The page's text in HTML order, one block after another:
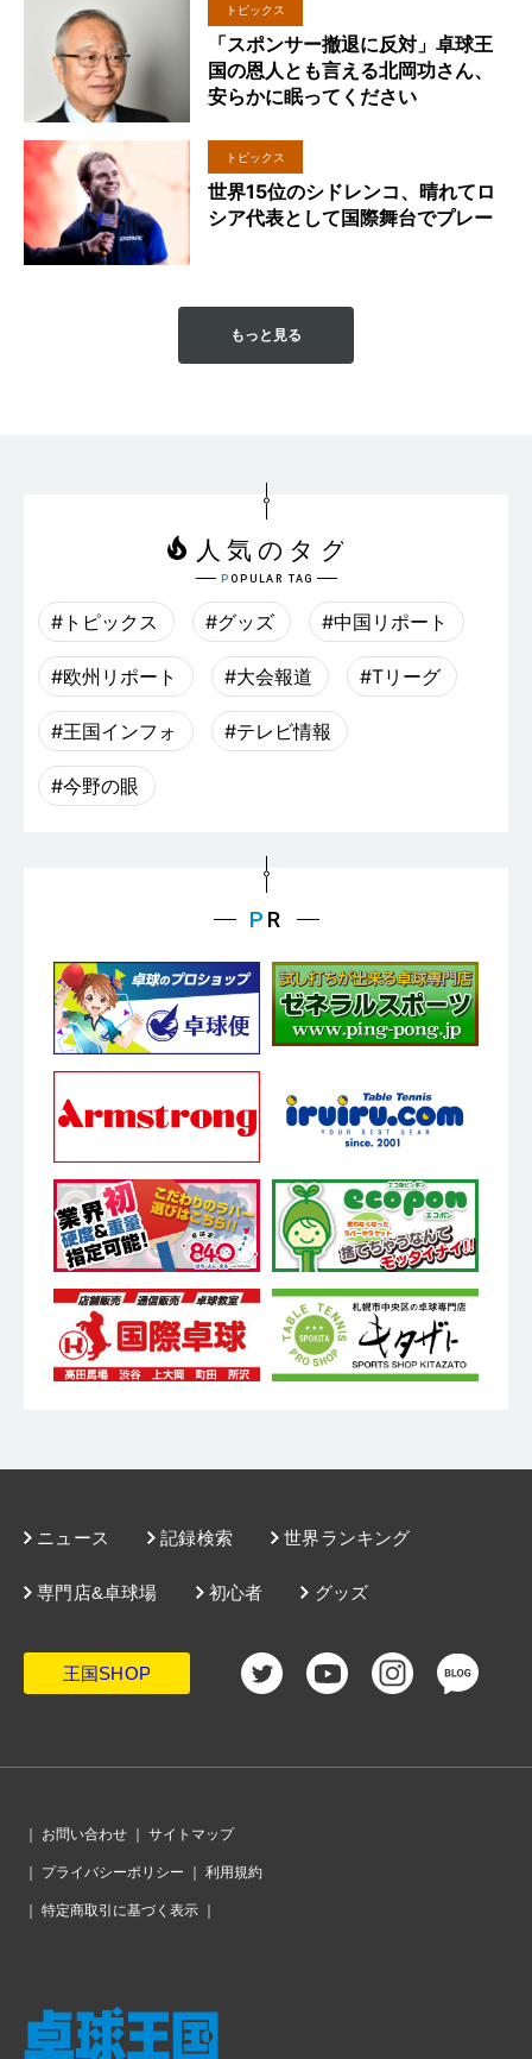
トピックス
「スポンサー撤退に反対」卓球王
国の恩人とも言える北岡功さん、
安らかに眠ってください
トピックス
世界15位のシドレンコ、晴れてロ
シア代表として国際舞台でプレー
もっと見る
#トピックス #グッズ #中国リポート
#欧州リポート #大会報道 #Tリーグ
#王国インフォ #テレビ情報
#今野の眼
ニュース 記録検索 世界ランキング
グッズ
専門店&卓球場 初心者
王国SHOP
｜ お問い合わせ ｜ サイトマップ
｜ プライバシーポリシー ｜ 利用規約
｜ 特定商取引に基づく表示 ｜